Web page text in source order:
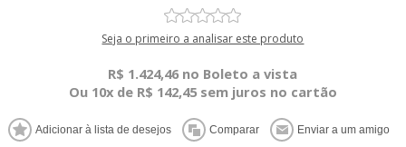
Seja o primeiro a analisar este produto
R$ 1.424,46 no Boleto a vista
Ou 10x de R$ 142,45 sem juros no cartão